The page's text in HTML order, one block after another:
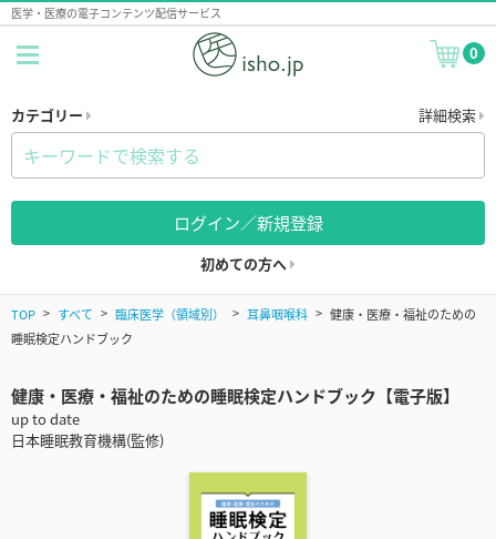
医学・医療の電子コンテンツ配信サービス
0
カテゴリー 詳細検索
ログイン／新規登録
初めての方へ
TOP すべて 臨床医学（領域別） 耳鼻咽喉科
健康・医療・福祉のための
睡眠検定ハンドブック
健康・医療・福祉のための睡眠検定ハンドブック【電子版】
up to date
日本睡眠教育機構(監修)